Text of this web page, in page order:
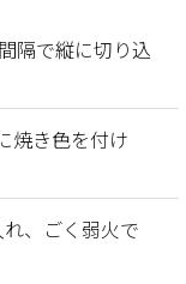
隔で縦に切り込
焼き色を付け
、ごく弱火で